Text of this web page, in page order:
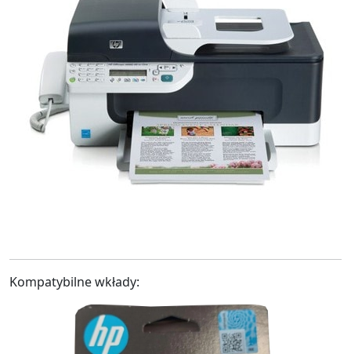
Kompatybilne wkłady: